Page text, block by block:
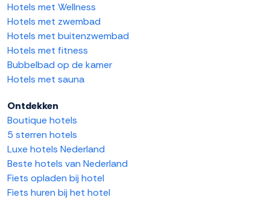
Hotels met Wellness
Hotels met zwembad
Hotels met buitenzwembad
Hotels met fitness
Bubbelbad op de kamer
Hotels met sauna
Ontdekken
Boutique hotels
5 sterren hotels
Luxe hotels Nederland
Beste hotels van Nederland
Fiets opladen bij hotel
Fiets huren bij het hotel